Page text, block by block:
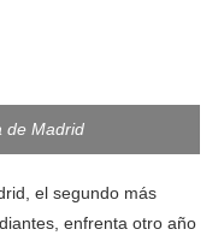
de Madrid
el segundo más
enfrenta otro año